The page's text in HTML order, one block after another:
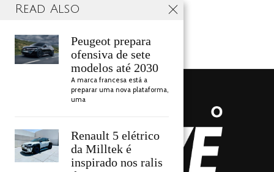
Noticias
Videos
Read Also
Peugeot prepara
ofensiva de sete
modelos até 2030
A marca francesa está a
preparar uma nova plataforma,
uma
Renault 5 elétrico
da Milltek é
inspirado nos ralis